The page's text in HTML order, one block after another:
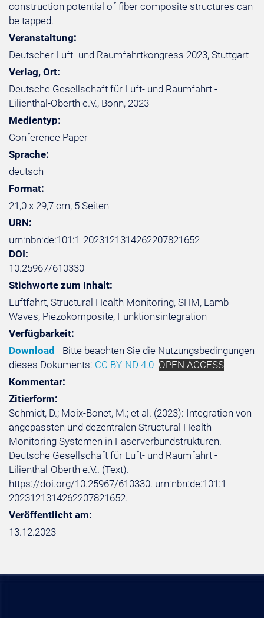
construction potential of fiber composite structures can
be tapped.
Veranstaltung:
Deutscher Luft- und Raumfahrtkongress 2023, Stuttgart
Verlag, Ort:
Deutsche Gesellschaft für Luft- und Raumfahrt -
Lilienthal-Oberth e.V., Bonn, 2023
Medientyp:
Conference Paper
Sprache:
deutsch
Format:
21,0 x 29,7 cm, 5 Seiten
URN:
urn:nbn:de:101:1-2023121314262207821652
DOI:
10.25967/610330
Stichworte zum Inhalt:
Luftfahrt, Structural Health Monitoring, SHM, Lamb
Waves, Piezokomposite, Funktionsintegration
Verfügbarkeit:
Download - Bitte beachten Sie die Nutzungsbedingungen
dieses Dokuments: CC BY-ND 4.0 OPEN ACCESS
Kommentar:
Zitierform:
Schmidt, D.; Moix-Bonet, M.; et al. (2023): Integration von
angepassten und dezentralen Structural Health
Monitoring Systemen in Faserverbundstrukturen.
Deutsche Gesellschaft für Luft- und Raumfahrt -
Lilienthal-Oberth e.V.. (Text).
https://doi.org/10.25967/610330. urn:nbn:de:101:1-
2023121314262207821652.
Veröffentlicht am:
13.12.2023